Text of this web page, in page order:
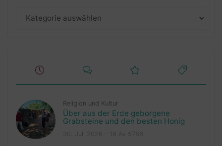
Religion und Kultur
Über aus der Erde geborgene
Grabsteine und den besten Honig